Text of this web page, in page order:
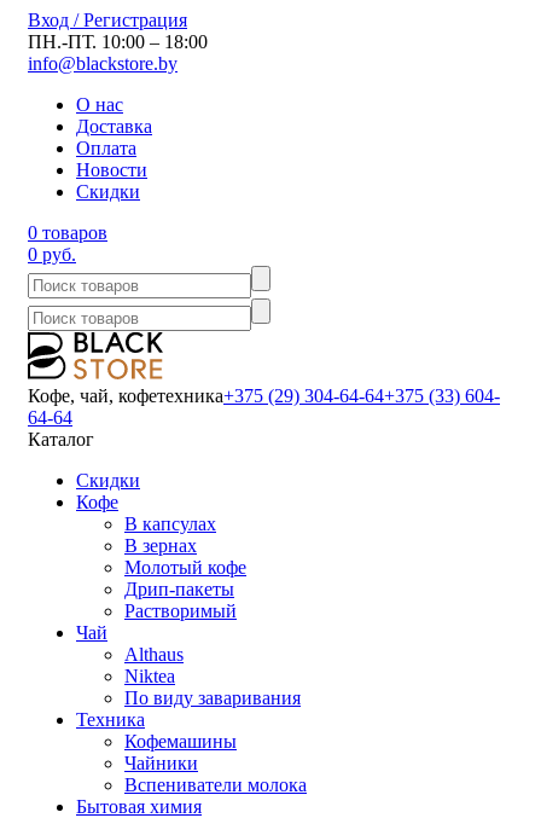
Вход / Регистрация
ПН.-ПТ. 10:00 – 18:00
info@blackstore.by
О нас
Доставка
Оплата
Новости
Скидки
0 товаров
0 руб.
Кофе, чай, кофетехника+375 (29) 304-64-64+375 (33) 604-
64-64
Каталог
Скидки
Кофе
В капсулах
В зернах
Молотый кофе
Дрип-пакеты
Растворимый
Чай
Althaus
Niktea
По виду заваривания
Техника
Кофемашины
Чайники
Вспениватели молока
Бытовая химия